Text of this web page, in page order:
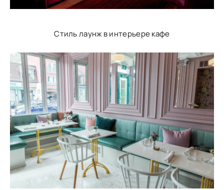
Стиль лаунж в интерьере кафе